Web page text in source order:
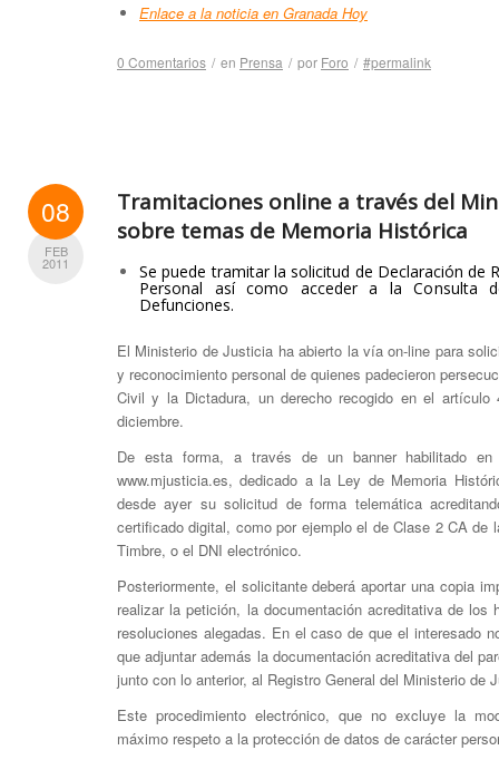
Enlace a la noticia en Granada Hoy
0 Comentarios / en Prensa / por Foro / #permalink
08
FEB
2011
Tramitaciones online a través del
sobre temas de Memoria Histórica
Se puede tramitar la solicitud de Declaración de
Personal así como acceder a la Consulta
Defunciones.
El Ministerio de Justicia ha abierto la vía on-line para
y reconocimiento personal de quienes padecieron
Civil y la Dictadura, un derecho recogido en el
diciembre.
De esta forma, a través de un banner habilitado
www.mjusticia.es, dedicado a la Ley de Memoria
desde ayer su solicitud de forma telemática
certificado digital, como por ejemplo el de Clase 2 CA de
Timbre, o el DNI electrónico.
Posteriormente, el solicitante deberá aportar una copia
realizar la petición, la documentación acreditativa de
resoluciones alegadas. En el caso de que el interesado
que adjuntar además la documentación acreditativa del
junto con lo anterior, al Registro General del Ministerio de
Este procedimiento electrónico, que no excluye la
máximo respeto a la protección de datos de carácter